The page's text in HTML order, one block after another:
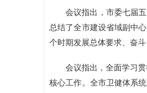
会议指出，市委七届
总结了全市建设省域副中
个时期发展总体要求、奋
会议指出，全面学习
核心工作。全市卫健体系